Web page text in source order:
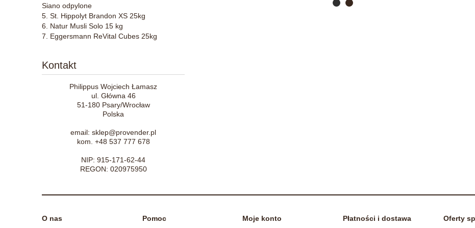
Siano odpylone
St. Hippolyt Brandon XS 25kg
Natur Musli Solo 15 kg
Eggersmann ReVital Cubes 25kg
Kontakt
Philippus Wojciech Łamasz
ul. Główna 46
51-180 Psary/Wrocław
Polska
email: sklep@provender.pl
kom. +48 537 777 678
NIP: 915-171-62-44
REGON: 020975950
O nas Pomoc Moje konto Płatności i dostawa Oferty